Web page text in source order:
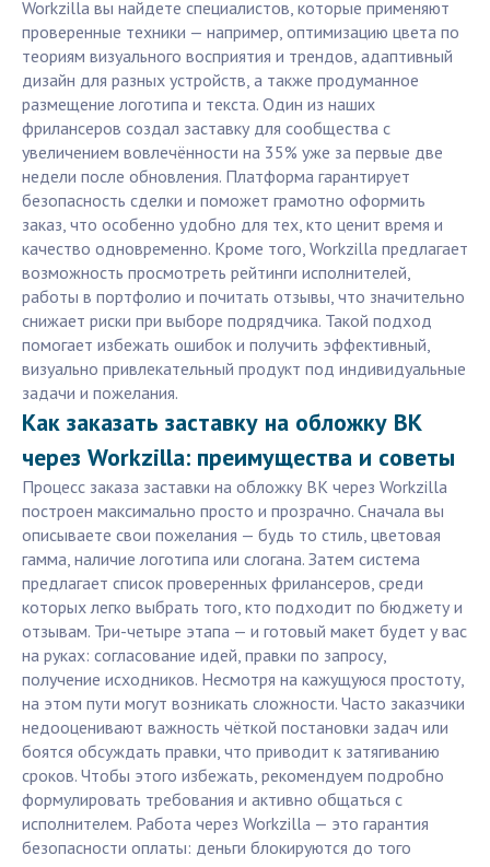
Workzilla вы найдете специалистов, которые применяют
проверенные техники — например, оптимизацию цвета по
теориям визуального восприятия и трендов, адаптивный
дизайн для разных устройств, а также продуманное
размещение логотипа и текста. Один из наших
фрилансеров создал заставку для сообщества с
увеличением вовлечённости на 35% уже за первые две
недели после обновления. Платформа гарантирует
безопасность сделки и поможет грамотно оформить
заказ, что особенно удобно для тех, кто ценит время и
качество одновременно. Кроме того, Workzilla предлагает
возможность просмотреть рейтинги исполнителей,
работы в портфолио и почитать отзывы, что значительно
снижает риски при выборе подрядчика. Такой подход
помогает избежать ошибок и получить эффективный,
визуально привлекательный продукт под индивидуальные
задачи и пожелания.
Как заказать заставку на обложку ВК
через Workzilla: преимущества и советы
Процесс заказа заставки на обложку ВК через Workzilla
построен максимально просто и прозрачно. Сначала вы
описываете свои пожелания — будь то стиль, цветовая
гамма, наличие логотипа или слогана. Затем система
предлагает список проверенных фрилансеров, среди
которых легко выбрать того, кто подходит по бюджету и
отзывам. Три-четыре этапа — и готовый макет будет у вас
на руках: согласование идей, правки по запросу,
получение исходников. Несмотря на кажущуюся простоту,
на этом пути могут возникать сложности. Часто заказчики
недооценивают важность чёткой постановки задач или
боятся обсуждать правки, что приводит к затягиванию
сроков. Чтобы этого избежать, рекомендуем подробно
формулировать требования и активно общаться с
исполнителем. Работа через Workzilla — это гарантия
безопасности оплаты: деньги блокируются до того